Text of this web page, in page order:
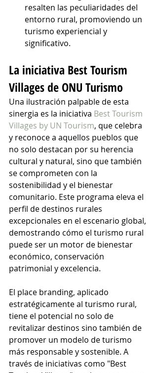
resalten las peculiaridades del
entorno rural, promoviendo un
turismo experiencial y
significativo.
La iniciativa Best Tourism
Villages de ONU Turismo
Una ilustración palpable de esta
sinergia es la iniciativa Best Tourism
Villages by UN Tourism, que celebra
y reconoce a aquellos pueblos que
no solo destacan por su herencia
cultural y natural, sino que también
se comprometen con la
sostenibilidad y el bienestar
comunitario. Este programa eleva el
perfil de destinos rurales
excepcionales en el escenario global,
demostrando cómo el turismo rural
puede ser un motor de bienestar
económico, conservación
patrimonial y excelencia.
El place branding, aplicado
estratégicamente al turismo rural,
tiene el potencial no solo de
revitalizar destinos sino también de
promover un modelo de turismo
más responsable y sostenible. A
través de iniciativas como "Best